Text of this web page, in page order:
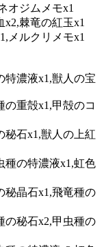
オジムメモx1
x2,棘竜の紅玉x1
メルクリメモx1
特濃液x1,獣人の宝
の重殻x1,甲殻のコ
秘石x1,獣人の上紅
種の特濃液x1,虹色
秘晶石x1,飛竜種の
の秘石x2,甲虫種の